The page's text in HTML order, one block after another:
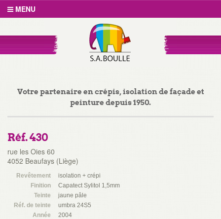
MENU
Votre partenaire en crépis, isolation de façade et
peinture depuis 1950.
Réf. 430
rue les Oies 60
4052 Beaufays (Liège)
Revêtement
isolation + crépi
Finition
Capatect Sylitol 1,5mm
Teinte
jaune pâle
Réf. de teinte
umbra 24S5
Année
2004